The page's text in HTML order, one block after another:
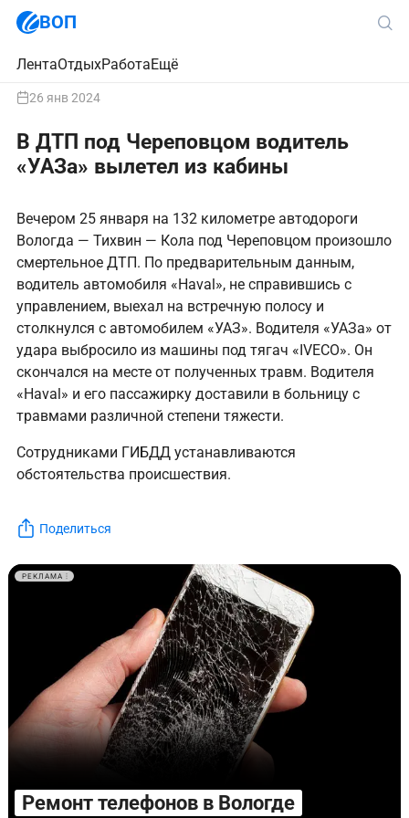
ВОП
ЛентаОтдыхРаботаЕщё
26 янв 2024
В ДТП под Череповцом водитель
«УАЗа» вылетел из кабины
Вечером 25 января на 132 километре автодороги
Вологда — Тихвин — Кола под Череповцом произошло
смертельное ДТП. По предварительным данным,
водитель автомобиля «Haval», не справившись с
управлением, выехал на встречную полосу и
столкнулся с автомобилем «УАЗ». Водителя «УАЗа» от
удара выбросило из машины под тягач «IVECO». Он
скончался на месте от полученных травм. Водителя
«Haval» и его пассажирку доставили в больницу с
травмами различной степени тяжести.
Сотрудниками ГИБДД устанавливаются
обстоятельства происшествия.
Поделиться
РЕКЛАМА
Ремонт телефонов в Вологде